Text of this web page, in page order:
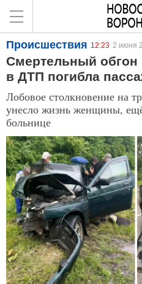
Происшествия 12:23 2 июня
Смертельный обгон
в ДТП погибла
Лобовое столкновение на
унесло жизнь женщины,
больнице